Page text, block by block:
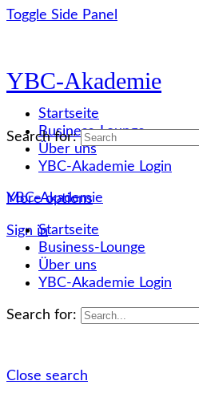
Toggle Side Panel
Startseite
Business-Lounge
Über uns
YBC-Akademie Login
More options
Sign in
YBC-Akademie
Search for:
YBC-Akademie
Startseite
Business-Lounge
Über uns
YBC-Akademie Login
Search for:
Close search